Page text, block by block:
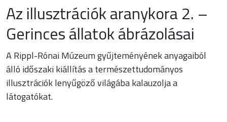
Az illusztrációk aranykora 2. –
Gerinces állatok ábrázolásai
A Rippl-Rónai Múzeum gyűjteményének anyagaiból
álló időszaki kiállítás a természettudományos
illusztrációk lenyűgöző világába kalauzolja a
látogatókat.